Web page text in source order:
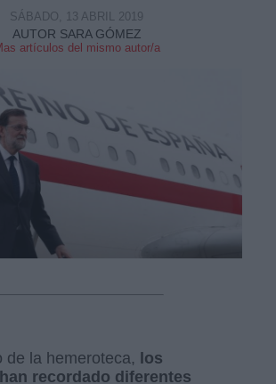
AUTOR SARA GÓMEZ
artículos del mismo autor/a
SÁBADO, 13 ABRIL 2019
de la hemeroteca,
los
recordado diferentes